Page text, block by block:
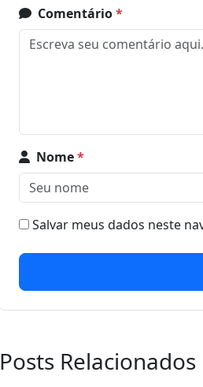
Comentário*
Nome*
Salvar meus dados neste
Posts Relacionados